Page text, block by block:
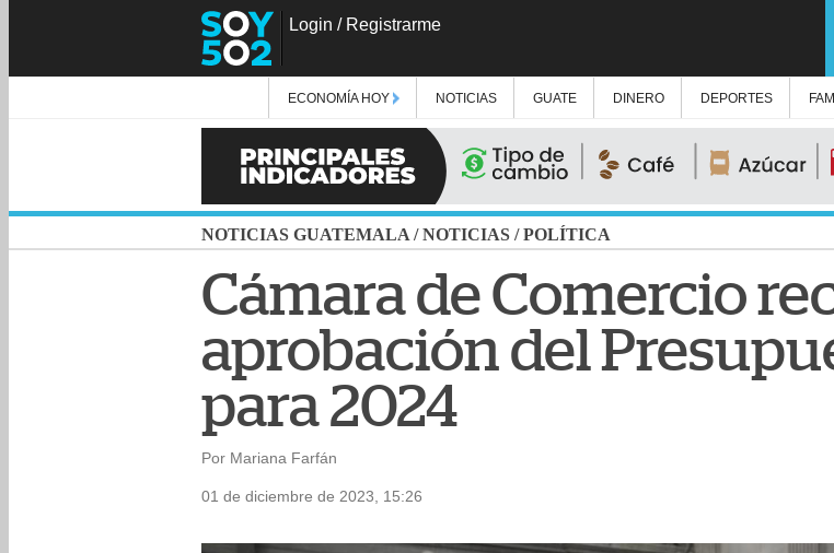
Login / Registrarme
ECONOMÍA HOY NOTICIAS GUATE DINERO DEPORTES
NOTICIAS GUATEMALA /NOTICIAS /POLÍTICA
Cámara de Comercio
aprobación del
para 2024
Por Mariana Farfán
01 de diciembre de 2023, 15:26